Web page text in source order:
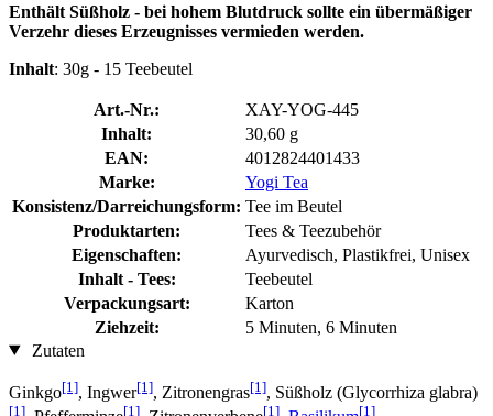
Enthält Süßholz - bei hohem Blutdruck sollte ein übermäßiger
Verzehr dieses Erzeugnisses vermieden werden.
Inhalt: 30g - 15 Teebeutel
Art.-Nr.:
XAY-YOG-445
Inhalt:
30,60 g
EAN:
4012824401433
Marke:
Yogi Tea
Konsistenz/Darreichungsform: Tee im Beutel
Produktarten:
Tees & Teezubehör
Eigenschaften:
Ayurvedisch, Plastikfrei, Unisex
Inhalt - Tees:
Teebeutel
Verpackungsart:
Karton
Ziehzeit:
5 Minuten, 6 Minuten
Zutaten
Ginkgo[1], Ingwer[1], Zitronengras[1], Süßholz (Glycorrhiza glabra)
[1] [1] [1] [1]